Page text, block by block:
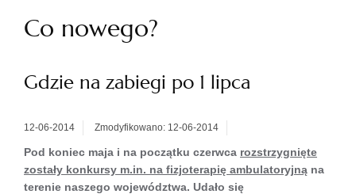
Co nowego?
Gdzie na zabiegi po 1 lipca
12-06-2014 Zmodyfikowano: 12-06-2014
Pod koniec maja i na początku czerwca rozstrzygnięte
zostały konkursy m.in. na fizjoterapię ambulatoryjną na
terenie naszego województwa. Udało się